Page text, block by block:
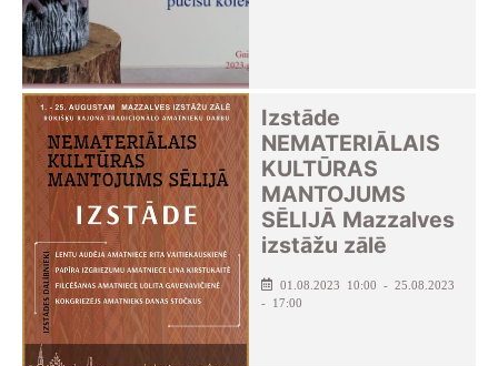
Izstāde
NEMATERIĀLAIS
KULTŪRAS
MANTOJUMS
SĒLIJĀ Mazzalves
izstāžu zālē
01.08.2023 10:00 - 25.08.2023
- 17:00